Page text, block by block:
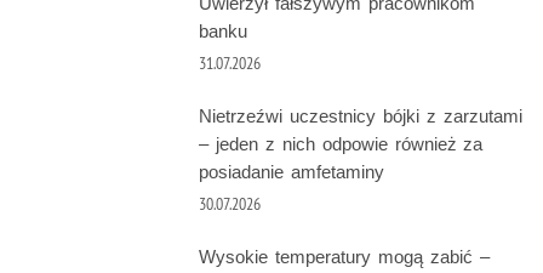
banku
31.07.2026
Nietrzeźwi uczestnicy bójki z zarzutami
– jeden z nich odpowie również za
posiadanie amfetaminy
30.07.2026
Wysokie temperatury mogą zabić –